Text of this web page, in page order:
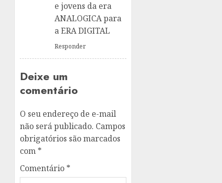
e jovens da era
ANALOGICA para
a ERA DIGITAL
Responder
Deixe um
comentário
O seu endereço de e-mail
não será publicado. Campos
obrigatórios são marcados
com *
Comentário *